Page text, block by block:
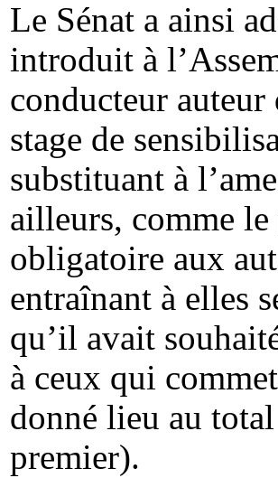
Le Sénat a ainsi
introduit à
conducteur
stage de
substituant à
ailleurs, comme
obligatoire aux
entraînant à elles
qu’il avait
à ceux qui
donné lieu au
premier).